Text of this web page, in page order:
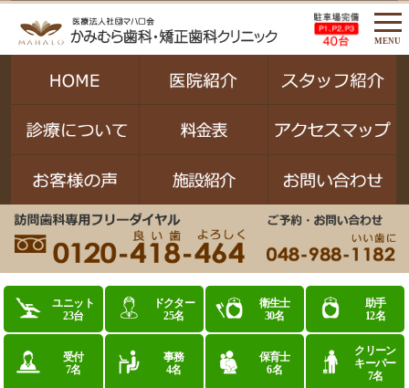
MENU
ユニット
23台
ドクター
25名
衛生士
30名
助手
12名
受付
7名
事務
4名
保育士
6名
クリーン
キーパー
7名